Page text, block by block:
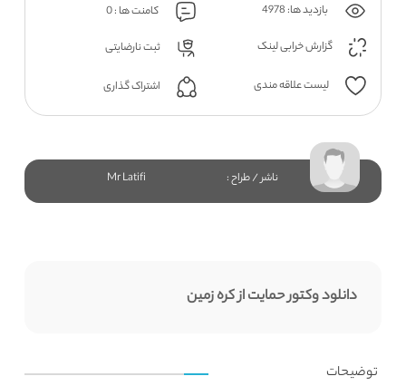
بازدید ها: 4978
کامنت ها : 0
گزارش خرابی لینک
ثبت نارضایتی
لیست علاقه مندی اشتراک گذاری
ناشر / طراح : Mr Latifi
دانلود وکتور حمایت از کره زمین
توضیحات